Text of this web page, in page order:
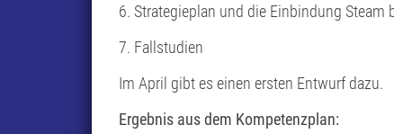
6. Strategieplan und die Einbindung Steam
7. Fallstudien
Im April gibt es einen ersten Entwurf dazu.
Ergebnis aus dem Kompetenzplan: